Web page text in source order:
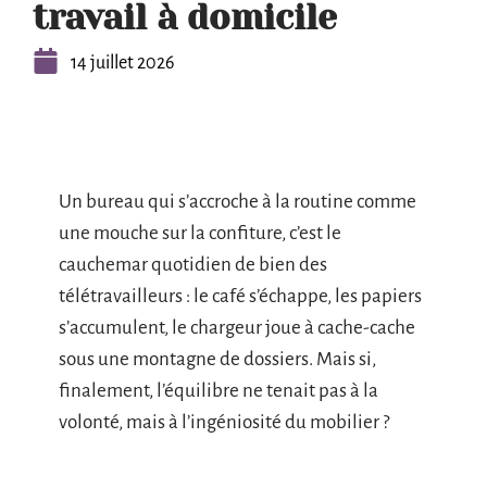
travail à domicile
14 juillet 2026
Un bureau qui s’accroche à la routine comme
une mouche sur la confiture, c’est le
cauchemar quotidien de bien des
télétravailleurs : le café s’échappe, les papiers
s’accumulent, le chargeur joue à cache-cache
sous une montagne de dossiers. Mais si,
finalement, l’équilibre ne tenait pas à la
volonté, mais à l’ingéniosité du mobilier ?